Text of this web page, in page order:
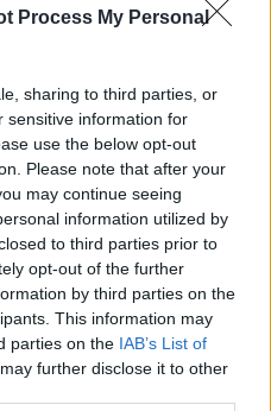
Process My Personal
sharing to third parties, or
sensitive information for
use the below opt-out
Please note that after your
may continue seeing
information utilized by
to third parties prior to
opt-out of the further
by third parties on the
This information may
parties on the IAB’s List of
further disclose it to other
(NOR), +28.6
+31.8
tästä.